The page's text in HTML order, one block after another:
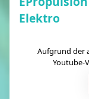
Elektro
Aufgrund der
Youtube-